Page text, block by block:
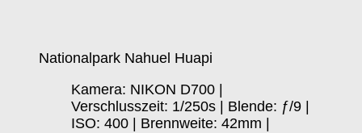
Nationalpark Nahuel Huapi
Kamera: NIKON D700 |
Verschlusszeit: 1/250s | Blende: ƒ/9 |
ISO: 400 | Brennweite: 42mm |